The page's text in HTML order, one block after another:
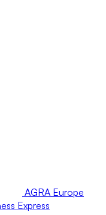
AGRA Europe
Express